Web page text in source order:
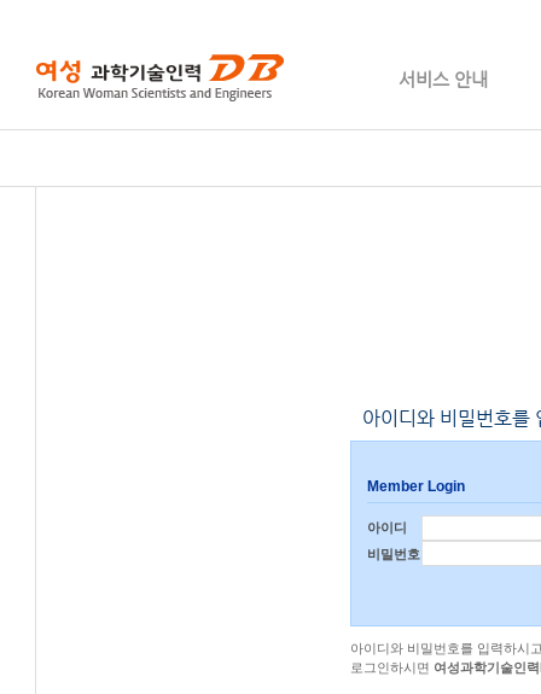
서비스 안내
아이디와 비밀번호를
Member Login
아이디
비밀번호
아이디와 비밀번호를 입력하시
로그인하시면 여성과학기술인